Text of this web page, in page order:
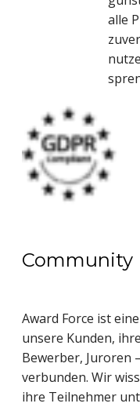
alle
Community
Award Force ist
unsere Kunden,
Bewerber, Juroren
verbunden. Wir
ihre Teilnehmer